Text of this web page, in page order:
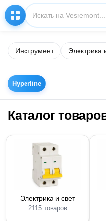
Инструмент Электрика
Hyperline
Каталог
Электрика и свет
2115 товаров